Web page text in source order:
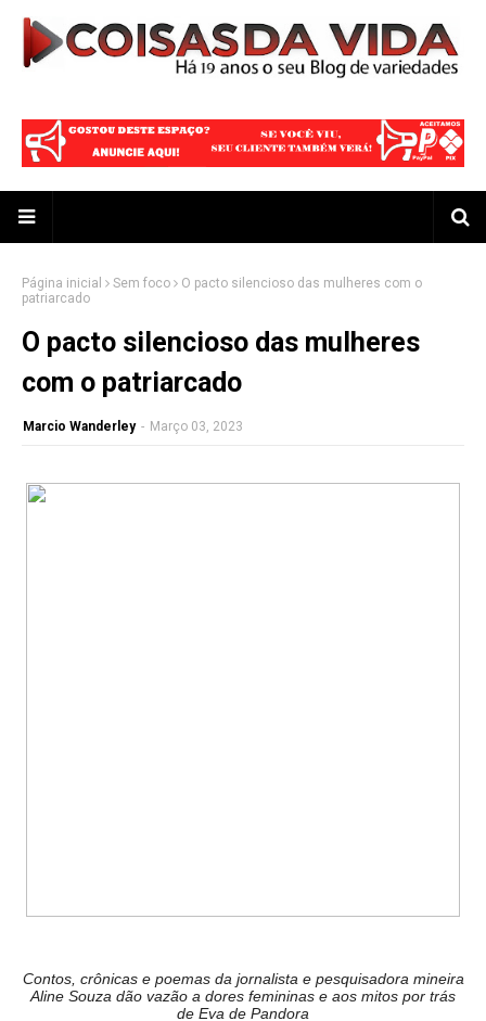
Página inicial Sem foco
O pacto silencioso das mulheres com o
patriarcado
O pacto silencioso das mulheres
com o patriarcado
Marcio Wanderley - Março 03, 2023
Contos, crônicas e poemas da jornalista e pesquisadora mineira
Aline Souza dão vazão a dores femininas e aos mitos por trás
de Eva de Pandora